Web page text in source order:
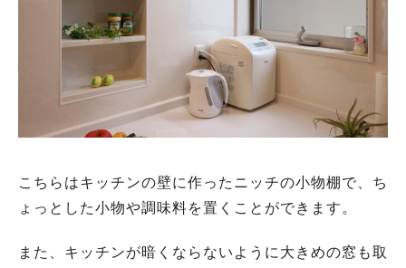
こちらはキッチンの壁に作ったニッチの小物棚で、ち
ょっとした小物や調味料を置くことができます。
また、キッチンが暗くならないように大きめの窓も取